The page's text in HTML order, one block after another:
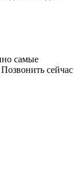
самые
сейчас